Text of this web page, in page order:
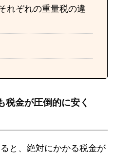
れぞれの重量税の違
税金が圧倒的に安く
と、絶対にかかる税金が